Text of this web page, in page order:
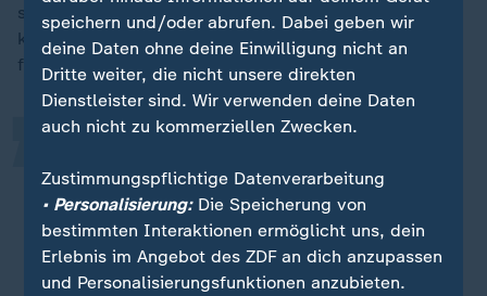
schlecht aufgestellt bei der Abwehr von Drohnen. Es
komme vor, dass Drohnen über kritische Infrastruktur
flögen, zum Beispiel über Bundeswehr-Trainingsplätze.
diese Drohnen herkommen, was sie
da eigentlich machen.
„
Ulrike Franke, European Council on Foreign Relations
speichern und/oder abrufen. Dabei geben wir
deine Daten ohne deine Einwilligung nicht an
Dritte weiter, die nicht unsere direkten
Dienstleister sind. Wir verwenden deine Daten
auch nicht zu kommerziellen Zwecken.
Zustimmungspflichtige Datenverarbeitung
• Personalisierung:Die Speicherung von
bestimmten Interaktionen ermöglicht uns, dein
Erlebnis im Angebot des ZDF an dich anzupassen
und Personalisierungsfunktionen anzubieten.